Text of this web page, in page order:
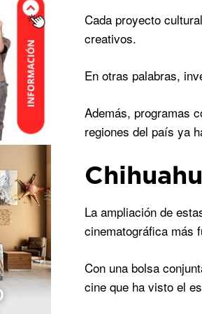
Cada proyecto
creativos.
En otras palabras,
Además, programas
regiones del país ya
La ampliación de
cinematográfica más
Con una bolsa
cine que ha visto el